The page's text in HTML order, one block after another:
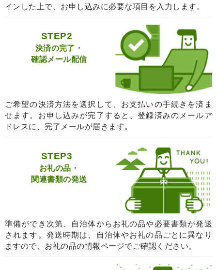
インした上で、お申し込みに必要な項目を入力します。
STEP2
決済の完了・
確認メール配信
ご希望の決済方法を選択して、お支払いの手続きを済ま
せます。お申し込みが完了すると、登録済みのメールア
ドレスに、完了メールが届きます。
STEP3
お礼の品・
関連書類の発送
準備ができ次第、自治体からお礼の品や必要書類が発送
されます。発送時期は、自治体やお礼の品ごとに異なり
ますので、お礼の品の情報ページでご確認ください。